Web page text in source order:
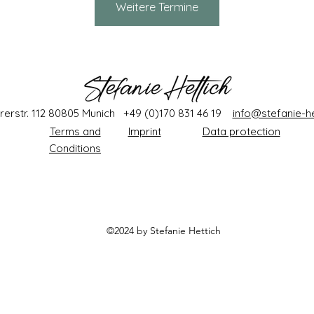
Weitere Termine
112 80805 Munich +49 (0)170 831 46 19 info@stefanie-
Terms and
Conditions
Imprint Data protection
©2024 by Stefanie Hettich